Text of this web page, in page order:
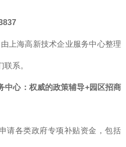
上海高新技术企业服务中心整理
系。
中心：权威的政策辅导+园区招商
请各类政府专项补贴资金，包括